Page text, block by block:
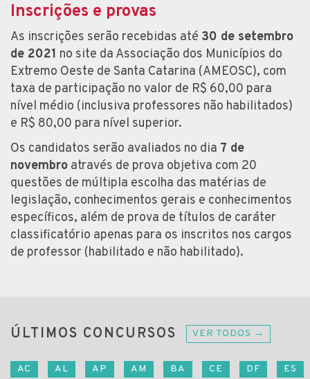
Inscrições e provas
As inscrições serão recebidas até 30 de setembro
de 2021 no site da Associação dos Municípios do
Extremo Oeste de Santa Catarina (AMEOSC), com
taxa de participação no valor de R$ 60,00 para
nível médio (inclusiva professores não habilitados)
e R$ 80,00 para nível superior.
Os candidatos serão avaliados no dia 7 de
novembro através de prova objetiva com 20
questões de múltipla escolha das matérias de
legislação, conhecimentos gerais e conhecimentos
específicos, além de prova de títulos de caráter
classificatório apenas para os inscritos nos cargos
de professor (habilitado e não habilitado).
ÚLTIMOS CONCURSOS VER TODOS →
AC AL AP AM BA CE DF ES